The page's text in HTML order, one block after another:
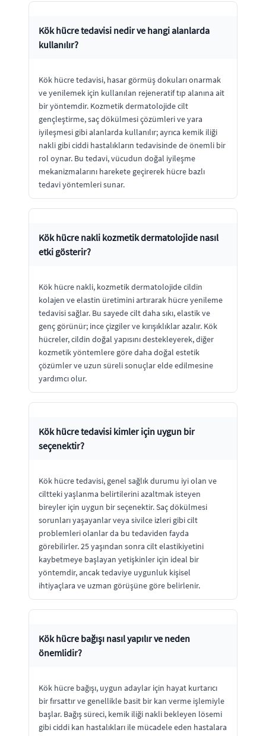
Kök hücre tedavisi nedir ve hangi alanlarda
kullanılır?
Kök hücre tedavisi, hasar görmüş dokuları onarmak
ve yenilemek için kullanılan rejeneratif tıp alanına ait
bir yöntemdir. Kozmetik dermatolojide cilt
gençleştirme, saç dökülmesi çözümleri ve yara
iyileşmesi gibi alanlarda kullanılır; ayrıca kemik iliği
nakli gibi ciddi hastalıkların tedavisinde de önemli bir
rol oynar. Bu tedavi, vücudun doğal iyileşme
mekanizmalarını harekete geçirerek hücre bazlı
tedavi yöntemleri sunar.
Kök hücre nakli kozmetik dermatolojide nasıl
etki gösterir?
Kök hücre nakli, kozmetik dermatolojide cildin
kolajen ve elastin üretimini artırarak hücre yenileme
tedavisi sağlar. Bu sayede cilt daha sıkı, elastik ve
genç görünür; ince çizgiler ve kırışıklıklar azalır. Kök
hücreler, cildin doğal yapısını destekleyerek, diğer
kozmetik yöntemlere göre daha doğal estetik
çözümler ve uzun süreli sonuçlar elde edilmesine
yardımcı olur.
Kök hücre tedavisi kimler için uygun bir
seçenektir?
Kök hücre tedavisi, genel sağlık durumu iyi olan ve
ciltteki yaşlanma belirtilerini azaltmak isteyen
bireyler için uygun bir seçenektir. Saç dökülmesi
sorunları yaşayanlar veya sivilce izleri gibi cilt
problemleri olanlar da bu tedaviden fayda
görebilirler. 25 yaşından sonra cilt elastikiyetini
kaybetmeye başlayan yetişkinler için ideal bir
yöntemdir, ancak tedaviye uygunluk kişisel
ihtiyaçlara ve uzman görüşüne göre belirlenir.
Kök hücre bağışı nasıl yapılır ve neden
önemlidir?
Kök hücre bağışı, uygun adaylar için hayat kurtarıcı
bir fırsattır ve genellikle basit bir kan verme işlemiyle
başlar. Bağış süreci, kemik iliği nakli bekleyen lösemi
gibi ciddi kan hastalıkları ile mücadele eden hastalara